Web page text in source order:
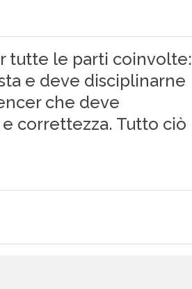
tutte le parti coinvolte:
e deve disciplinarne
che deve
correttezza. Tutto ciò